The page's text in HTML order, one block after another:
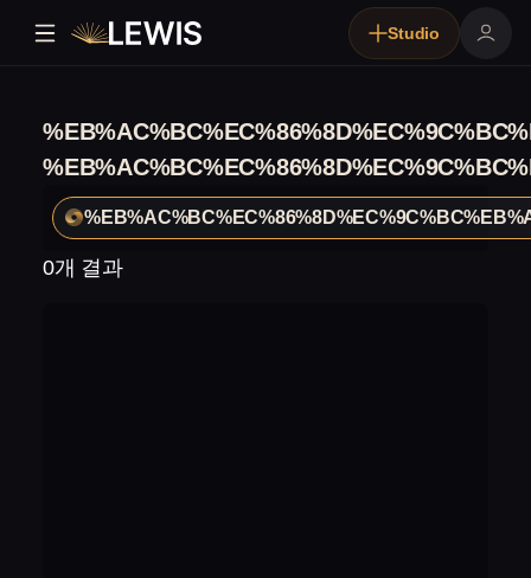
Studio
0개 결과